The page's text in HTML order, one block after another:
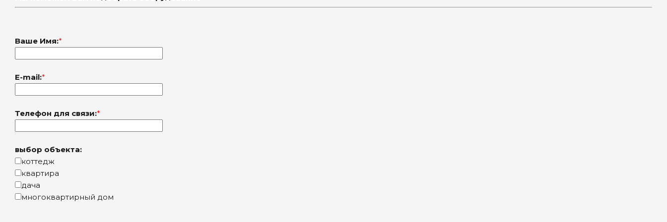
Ваше Имя:*
E-mail:*
Телефон для связи:*
выбор объекта:
коттедж
квартира
дача
многоквартирный дом